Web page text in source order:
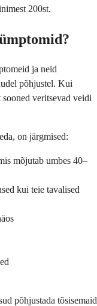
200st.
ja neid
põhjustel. Kui
veritsevad veidi
on järgmised:
mõjutab umbes 40–
kui teie tavalised
põhjustada tõsisemaid